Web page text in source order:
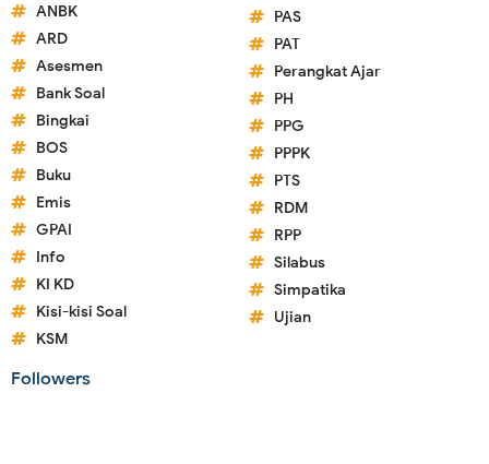
ANBK
ARD
Asesmen
Bank Soal
Bingkai
BOS
Buku
Emis
GPAI
Info
KI KD
Kisi-kisi Soal
KSM
PAS
PAT
Perangkat Ajar
PH
PPG
PPPK
PTS
RDM
RPP
Silabus
Simpatika
Ujian
Followers